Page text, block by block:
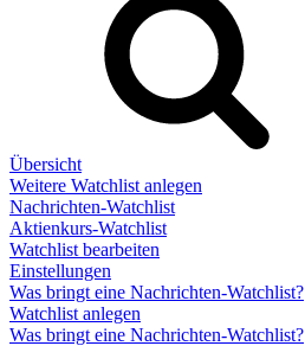
Übersicht
Weitere Watchlist anlegen
Nachrichten-Watchlist
Aktienkurs-Watchlist
Watchlist bearbeiten
Einstellungen
Was bringt eine Nachrichten-Watchlist?
Watchlist anlegen
Was bringt eine Nachrichten-Watchlist?